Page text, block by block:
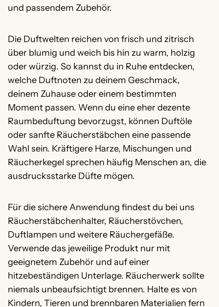
und passendem Zubehör.
Die Duftwelten reichen von frisch und zitrisch
über blumig und weich bis hin zu warm, holzig
oder würzig. So kannst du in Ruhe entdecken,
welche Duftnoten zu deinem Geschmack,
deinem Zuhause oder einem bestimmten
Moment passen. Wenn du eine eher dezente
Raumbeduftung bevorzugst, können Duftöle
oder sanfte Räucherstäbchen eine passende
Wahl sein. Kräftigere Harze, Mischungen und
Räucherkegel sprechen häufig Menschen an, die
ausdrucksstarke Düfte mögen.
Für die sichere Anwendung findest du bei uns
Räucherstäbchenhalter, Räucherstövchen,
Duftlampen und weitere Räuchergefäße.
Verwende das jeweilige Produkt nur mit
geeignetem Zubehör und auf einer
hitzebeständigen Unterlage. Räucherwerk sollte
niemals unbeaufsichtigt brennen. Halte es von
Kindern, Tieren und brennbaren Materialien fern